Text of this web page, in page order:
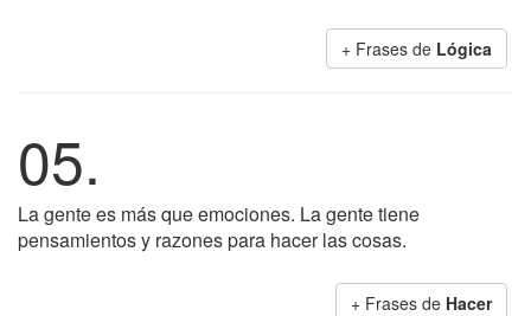
+ Frases de Lógica
05.
La gente es más que emociones. La gente tiene
pensamientos y razones para hacer las cosas.
+ Frases de Hacer